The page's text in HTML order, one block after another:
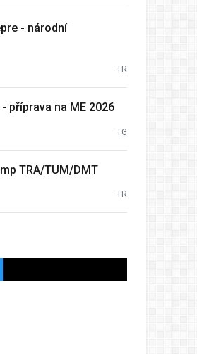
- národní
TR
příprava na ME 2026
TG
TRA/TUM/DMT
TR